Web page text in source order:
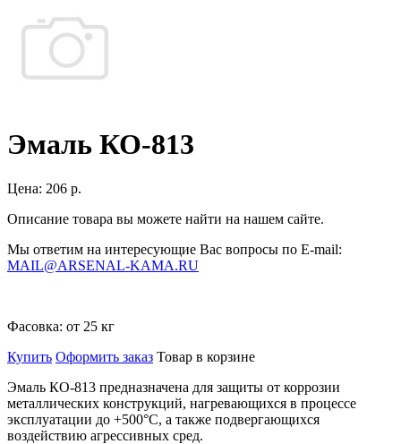
Эмаль КО-813
Цена: 206 р.
Описание товара вы можете найти на нашем сайте.
Мы ответим на интересующие Вас вопросы по E-mail:
MAIL@ARSENAL-KAMA.RU
Фасовка: от 25 кг
Купить Оформить заказ Товар в корзине
Эмаль КО-813 предназначена для защиты от коррозии
металлических конструкций, нагревающихся в процессе
эксплуатации до +500°С, а также подвергающихся
воздействию агрессивных сред.